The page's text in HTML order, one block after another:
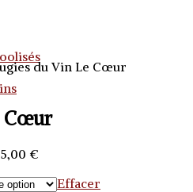
du Vin Le Cœur
Cœur
€
Effacer